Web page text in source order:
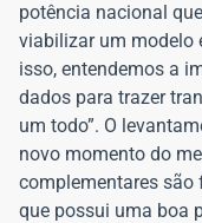
potência nacional
viabilizar um modelo
isso, entendemos a
dados para trazer
um todo”. O
novo momento do
complementares são
que possui uma boa